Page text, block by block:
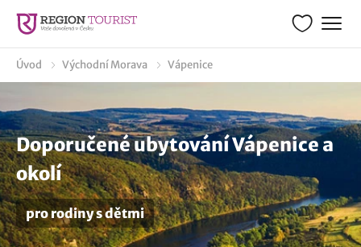
Úvod Východní Morava Vápenice
Doporučené ubytování Vápenice a
okolí
pro rodiny s dětmi